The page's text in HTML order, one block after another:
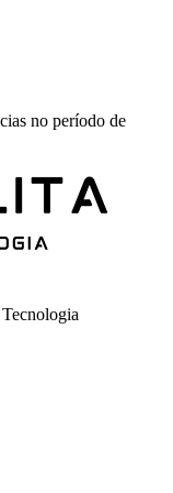
no período de